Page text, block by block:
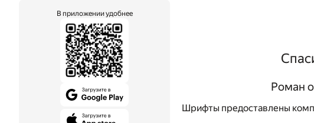
В приложении удобнее
Роман
Шрифты предоставлены